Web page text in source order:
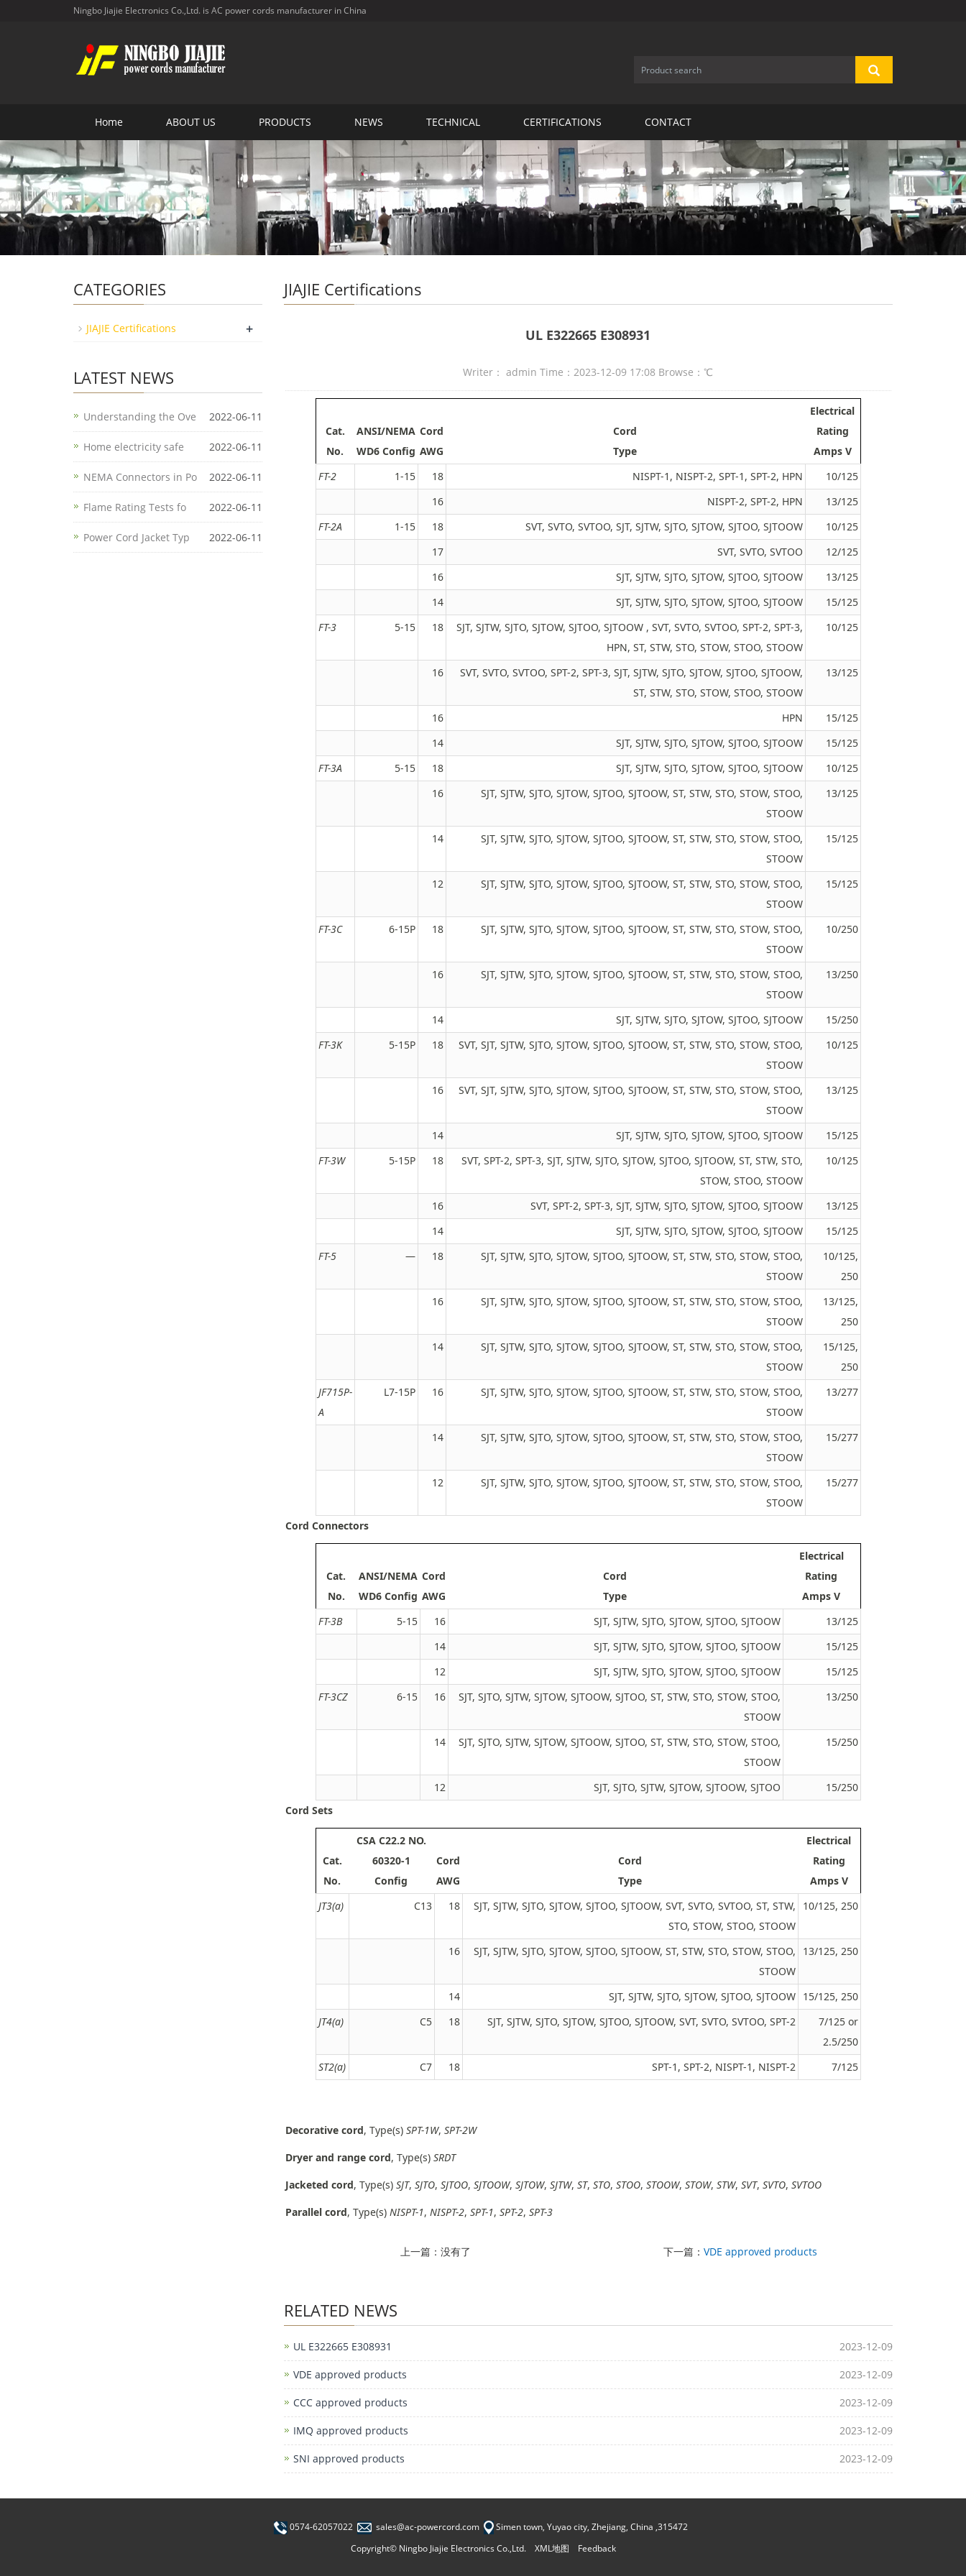
Ningbo Jiajie Electronics Co.,Ltd. is AC power cords manufacturer in China
Home ABOUT US PRODUCTS NEWS TECHNICAL CERTIFICATIONS CONTACT
JIAJIE Certifications
UL E322665 E308931
Writer： admin Time：2023-12-09 17:08 Browse：℃
Cat.
No.
ANSI/NEMA
WD6 Config
Cord
AWG
Cord
Type
Electrical
Rating
Amps V
FT-2
1-15 18 NISPT-1, NISPT-2, SPT-1, SPT-2, HPN
10/125
16
NISPT-2, SPT-2, HPN
13/125
FT-2A
1-15 18 SVT, SVTO, SVTOO, SJT, SJTW, SJTO, SJTOW, SJTOO, SJTOOW
10/125
17
SVT, SVTO, SVTOO
12/125
16
SJT, SJTW, SJTO, SJTOW, SJTOO, SJTOOW
13/125
14
SJT, SJTW, SJTO, SJTOW, SJTOO, SJTOOW
15/125
FT-3
5-15 18
SJT, SJTW, SJTO, SJTOW, SJTOO, SJTOOW , SVT, SVTO, SVTOO, SPT-2, SPT-3,
HPN, ST, STW, STO, STOW, STOO, STOOW
10/125
16
SVT, SVTO, SVTOO, SPT-2, SPT-3, SJT, SJTW, SJTO, SJTOW, SJTOO, SJTOOW,
ST, STW, STO, STOW, STOO, STOOW
13/125
16 HPN
15/125
14
SJT, SJTW, SJTO, SJTOW, SJTOO, SJTOOW
15/125
FT-3A
5-15 18 SJT, SJTW, SJTO, SJTOW, SJTOO, SJTOOW
10/125
16
SJT, SJTW, SJTO, SJTOW, SJTOO, SJTOOW, ST, STW, STO, STOW, STOO,
STOOW
13/125
14
SJT, SJTW, SJTO, SJTOW, SJTOO, SJTOOW, ST, STW, STO, STOW, STOO,
STOOW
15/125
12
SJT, SJTW, SJTO, SJTOW, SJTOO, SJTOOW, ST, STW, STO, STOW, STOO,
STOOW
15/125
FT-3C 6-15P 18
SJT, SJTW, SJTO, SJTOW, SJTOO, SJTOOW, ST, STW, STO, STOW, STOO,
STOOW
10/250
16
SJT, SJTW, SJTO, SJTOW, SJTOO, SJTOOW, ST, STW, STO, STOW, STOO,
STOOW
13/250
14 SJT, SJTW, SJTO, SJTOW, SJTOO, SJTOOW
15/250
FT-3K
5-15P 18
SVT, SJT, SJTW, SJTO, SJTOW, SJTOO, SJTOOW, ST, STW, STO, STOW, STOO,
STOOW
10/125
16
SVT, SJT, SJTW, SJTO, SJTOW, SJTOO, SJTOOW, ST, STW, STO, STOW, STOO,
STOOW
13/125
14 SJT, SJTW, SJTO, SJTOW, SJTOO, SJTOOW
15/125
FT-3W
5-15P 18
SVT, SPT-2, SPT-3, SJT, SJTW, SJTO, SJTOW, SJTOO, SJTOOW, ST, STW, STO,
STOW, STOO, STOOW
10/125
16 SVT, SPT-2, SPT-3, SJT, SJTW, SJTO, SJTOW, SJTOO, SJTOOW
13/125
14
SJT, SJTW, SJTO, SJTOW, SJTOO, SJTOOW
15/125
FT-5
— 18
SJT, SJTW, SJTO, SJTOW, SJTOO, SJTOOW, ST, STW, STO, STOW, STOO,
STOOW
10/125,
250
16
SJT, SJTW, SJTO, SJTOW, SJTOO, SJTOOW, ST, STW, STO, STOW, STOO,
STOOW
13/125,
250
14
SJT, SJTW, SJTO, SJTOW, SJTOO, SJTOOW, ST, STW, STO, STOW, STOO,
STOOW
15/125,
250
JF715P-
A
L7-15P 16
SJT, SJTW, SJTO, SJTOW, SJTOO, SJTOOW, ST, STW, STO, STOW, STOO,
STOOW
13/277
14
SJT, SJTW, SJTO, SJTOW, SJTOO, SJTOOW, ST, STW, STO, STOW, STOO,
STOOW
15/277
12
SJT, SJTW, SJTO, SJTOW, SJTOO, SJTOOW, ST, STW, STO, STOW, STOO,
STOOW
15/277
Cord Connectors
Cat.
No.
ANSI/NEMA
WD6 Config
Cord
AWG
Cord
Type
Electrical
Rating
Amps V
FT-3B
5-15 16 SJT, SJTW, SJTO, SJTOW, SJTOO, SJTOOW
13/125
14
SJT, SJTW, SJTO, SJTOW, SJTOO, SJTOOW
15/125
12
SJT, SJTW, SJTO, SJTOW, SJTOO, SJTOOW
15/125
FT-3CZ
6-15 16
SJT, SJTO, SJTW, SJTOW, SJTOOW, SJTOO, ST, STW, STO, STOW, STOO,
STOOW
13/250
14
SJT, SJTO, SJTW, SJTOW, SJTOOW, SJTOO, ST, STW, STO, STOW, STOO,
STOOW
15/250
12 SJT, SJTO, SJTW, SJTOW, SJTOOW, SJTOO
15/250
Cord Sets
Cat.
No.
CSA C22.2 NO.
60320-1
Config
Cord
AWG
Cord
Type
Electrical
Rating
Amps V
JT3(a)
C13 18
SJT, SJTW, SJTO, SJTOW, SJTOO, SJTOOW, SVT, SVTO, SVTOO, ST, STW,
STO, STOW, STOO, STOOW
10/125, 250
16
SJT, SJTW, SJTO, SJTOW, SJTOO, SJTOOW, ST, STW, STO, STOW, STOO,
STOOW
13/125, 250
14 SJT, SJTW, SJTO, SJTOW, SJTOO, SJTOOW 15/125, 250
JT4(a)
C5 18 SJT, SJTW, SJTO, SJTOW, SJTOO, SJTOOW, SVT, SVTO, SVTOO, SPT-2
7/125 or
2.5/250
ST2(a)
C7 18 SPT-1, SPT-2, NISPT-1, NISPT-2 7/125
Decorative cord, Type(s) SPT-1W, SPT-2W
Dryer and range cord, Type(s) SRDT
Jacketed cord, Type(s) SJT, SJTO, SJTOO, SJTOOW, SJTOW, SJTW, ST, STO, STOO, STOOW, STOW, STW, SVT, SVTO, SVTOO
Parallel cord, Type(s) NISPT-1, NISPT-2, SPT-1, SPT-2, SPT-3
上一篇：没有了 下一篇：VDE approved products
RELATED NEWS
UL E322665 E308931 2023-12-09
VDE approved products 2023-12-09
CCC approved products 2023-12-09
IMQ approved products 2023-12-09
SNI approved products 2023-12-09
CATEGORIES
JIAJIE Certifications +
LATEST NEWS
Understanding the Ove 2022-06-11
Home electricity safe 2022-06-11
NEMA Connectors in Po 2022-06-11
Flame Rating Tests fo 2022-06-11
Power Cord Jacket Typ 2022-06-11
0574-62057022 sales@ac-powercord.com
Simen town, Yuyao city, Zhejiang, China ,315472
Copyright© Ningbo Jiajie Electronics Co.,Ltd. XML地图 Feedback